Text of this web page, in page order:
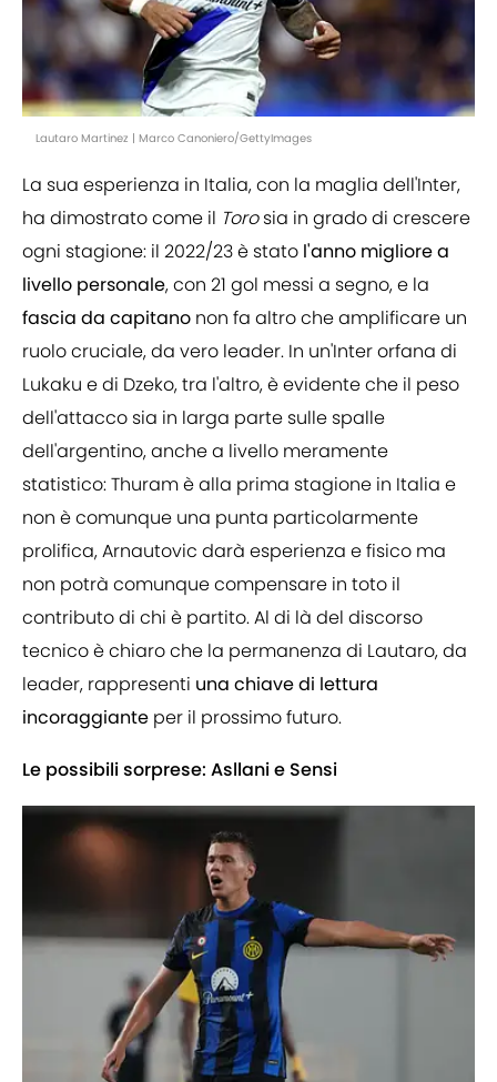
Lautaro Martinez | Marco Canoniero/GettyImages
La sua esperienza in Italia, con la maglia dell'Inter,
ha dimostrato come il Torosia in grado di crescere
ogni stagione: il 2022/23 è stato l'anno migliore a
livello personale, con 21 gol messi a segno, e la
fascia da capitano non fa altro che amplificare un
ruolo cruciale, da vero leader. In un'Inter orfana di
Lukaku e di Dzeko, tra l'altro, è evidente che il peso
dell'attacco sia in larga parte sulle spalle
dell'argentino, anche a livello meramente
statistico: Thuram è alla prima stagione in Italia e
non è comunque una punta particolarmente
prolifica, Arnautovic darà esperienza e fisico ma
non potrà comunque compensare in toto il
contributo di chi è partito. Al di là del discorso
tecnico è chiaro che la permanenza di Lautaro, da
leader, rappresenti una chiave di lettura
incoraggiante per il prossimo futuro.
Le possibili sorprese: Asllani e Sensi